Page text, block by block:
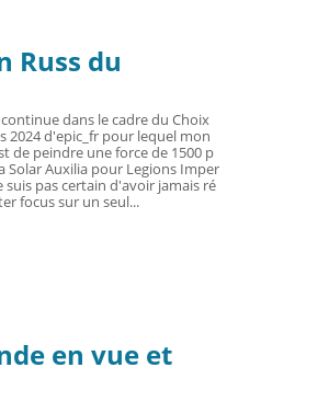
Russ du
dans le cadre du Choix
2024 d'epic_fr pour lequel mon
de peindre une force de 1500 p
Solar Auxilia pour Legions Imper
suis pas certain d'avoir jamais ré
focus sur un seul...
en vue et